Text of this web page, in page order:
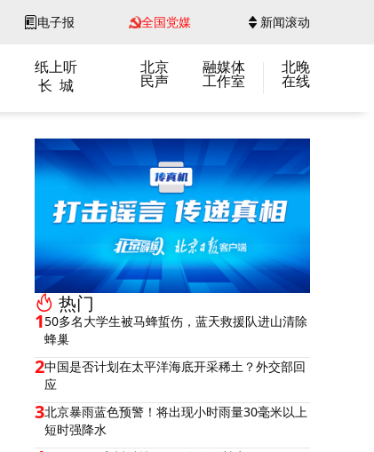
电子报 全国党媒 新闻滚动
纸上听
长 城
北京
民声
融媒体
工作室
北晚
在线
热门
150多名大学生被马蜂蜇伤，蓝天救援队进山清除
蜂巢
2中国是否计划在太平洋海底开采稀土？外交部回
应
3北京暴雨蓝色预警！将出现小时雨量30毫米以上
短时强降水